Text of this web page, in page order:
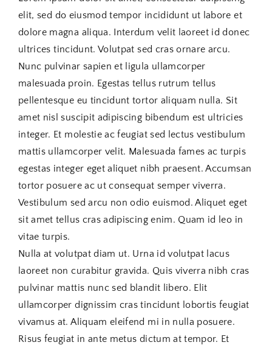
elit, sed do eiusmod tempor incididunt ut labore et
dolore magna aliqua. Interdum velit laoreet id donec
ultrices tincidunt. Volutpat sed cras ornare arcu.
Nunc pulvinar sapien et ligula ullamcorper
malesuada proin. Egestas tellus rutrum tellus
pellentesque eu tincidunt tortor aliquam nulla. Sit
amet nisl suscipit adipiscing bibendum est ultricies
integer. Et molestie ac feugiat sed lectus vestibulum
mattis ullamcorper velit. Malesuada fames ac turpis
egestas integer eget aliquet nibh praesent. Accumsan
tortor posuere ac ut consequat semper viverra.
Vestibulum sed arcu non odio euismod. Aliquet eget
sit amet tellus cras adipiscing enim. Quam id leo in
vitae turpis.
Nulla at volutpat diam ut. Urna id volutpat lacus
laoreet non curabitur gravida. Quis viverra nibh cras
pulvinar mattis nunc sed blandit libero. Elit
ullamcorper dignissim cras tincidunt lobortis feugiat
vivamus at. Aliquam eleifend mi in nulla posuere.
Risus feugiat in ante metus dictum at tempor. Et